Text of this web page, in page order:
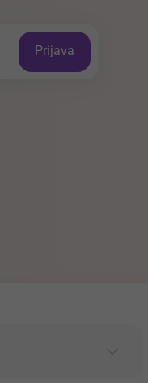
Prijava